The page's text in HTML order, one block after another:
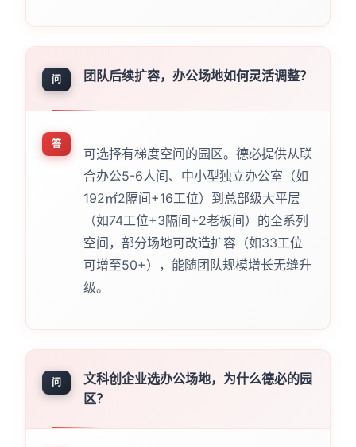
问 团队后续扩容，办公场地如何灵活调整？
答
可选择有梯度空间的园区。德必提供从联
合办公5-6人间、中小型独立办公室（如
192㎡2隔间+16工位）到总部级大平层
（如74工位+3隔间+2老板间）的全系列
空间，部分场地可改造扩容（如33工位
可增至50+），能随团队规模增长无缝升
级。
问
文科创企业选办公场地，为什么德必的园
区？